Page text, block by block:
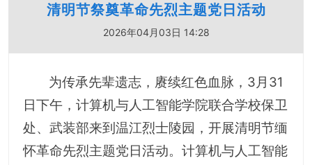
清明节祭奠革命先烈主题党日活动
2026年04月03日 14:28
为传承先辈遗志，赓续红色血脉，3月31
日下午，计算机与人工智能学院联合学校保卫
处、武装部来到温江烈士陵园，开展清明节缅
怀革命先烈主题党日活动。计算机与人工智能